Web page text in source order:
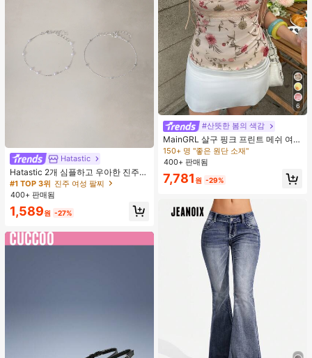
Hatastic
Hatastic 2개 심플하고 우아한 진주
팔찌 여성용, 다용도 (진주 수량 랜덤
선택) 개학
#1 TOP 3위 진주 여성 팔찌
거의 매진!
#1 TOP 3위 진주 여성 팔찌
거의 매진!
#1 TOP 3위 진주 여성 팔찌
거의 매진!
#1 TOP 3위
거의 매진!
400+ 판매됨
1,589원 -27%
6
#산뜻한 봄의 색감
MainGRL 살구 핑크 프린트 메쉬 여성
캐미솔
150+ 명 "좋은 원단 소재"
400+ 판매됨
7,781 원 -29%